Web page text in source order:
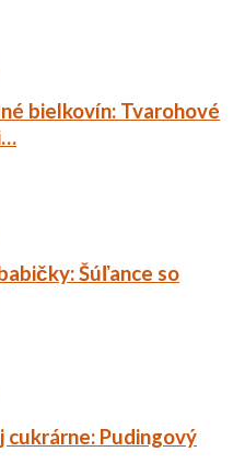
bielkovín: Tvarohové
Šúľance so
cukrárne: Pudingový